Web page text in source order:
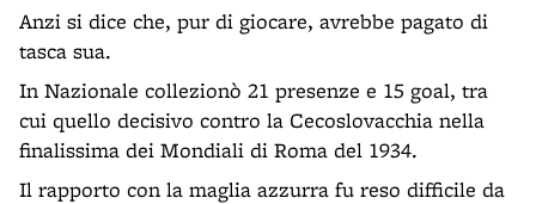
Anzi si dice che, pur di giocare, avrebbe pagato di
tasca sua.
In Nazionale collezionò 21 presenze e 15 goal, tra
cui quello decisivo contro la Cecoslovacchia nella
finalissima dei Mondiali di Roma del 1934.
Il rapporto con la maglia azzurra fu reso difficile da